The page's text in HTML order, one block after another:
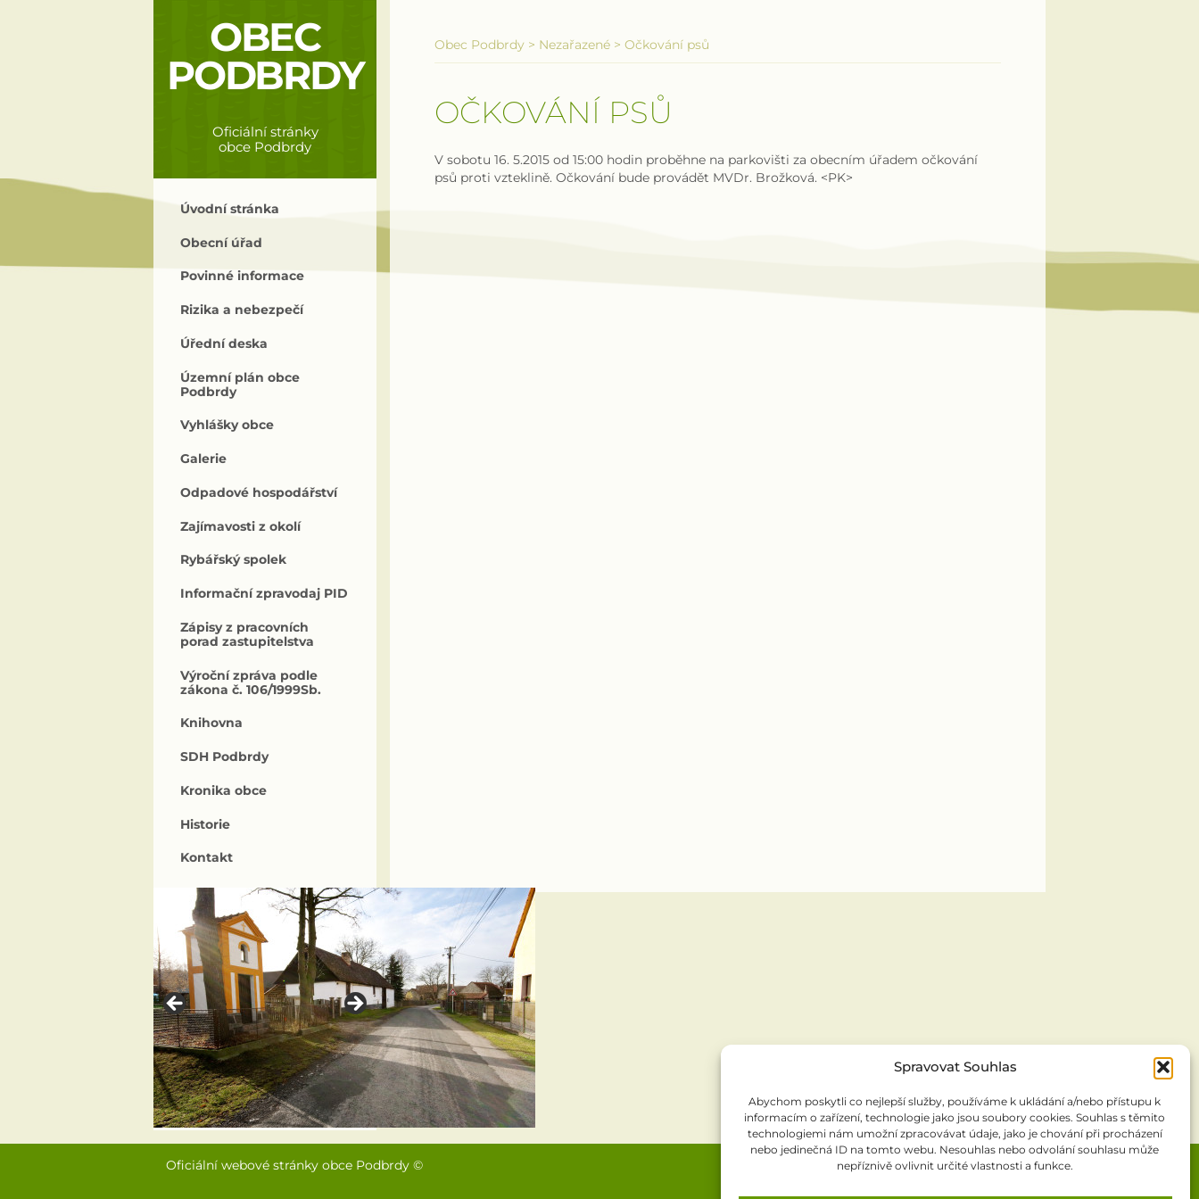
Spravovat Souhlas
Abychom poskytli co nejlepší služby, používáme k ukládání a/nebo přístupu k
informacím o zařízení, technologie jako jsou soubory cookies. Souhlas s těmito
technologiemi nám umožní zpracovávat údaje, jako je chování při procházení
nebo jedinečná ID na tomto webu. Nesouhlas nebo odvolání souhlasu může
nepříznivě ovlivnit určité vlastnosti a funkce.
OBEC
PODBRDY
Oficiální stránky
obce Podbrdy
Úvodní stránka
Obecní úřad
Povinné informace
Rizika a nebezpečí
Úřední deska
Územní plán obce
Podbrdy
Vyhlášky obce
Galerie
Odpadové hospodářství
Zajímavosti z okolí
Rybářský spolek
Informační zpravodaj PID
Zápisy z pracovních
porad zastupitelstva
Výroční zpráva podle
zákona č. 106/1999Sb.
Knihovna
SDH Podbrdy
Kronika obce
Historie
Kontakt
Obec Podbrdy > Nezařazené > Očkování psů
OČKOVÁNÍ PSŮ
V sobotu 16. 5.2015 od 15:00 hodin proběhne na parkovišti za obecním úřadem očkování
psů proti vzteklině. Očkování bude provádět MVDr. Brožková. <PK>
Oficiální webové stránky obce Podbrdy ©